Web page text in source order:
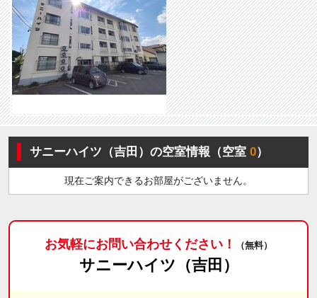
サニーハイツ（吉田）の空室情報（空室0）
現在ご案内できるお部屋がございません。
お気軽にお問い合わせください！ （無料）
サニーハイツ（吉田）